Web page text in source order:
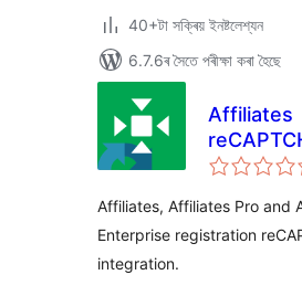
40+টা সক্ৰিয় ইনষ্টলেশ্যন
6.7.6ৰ সৈতে পৰীক্ষা কৰা হৈছে
Affiliates
Affiliates, Affiliates Pro and
Enterprise registration
integration.